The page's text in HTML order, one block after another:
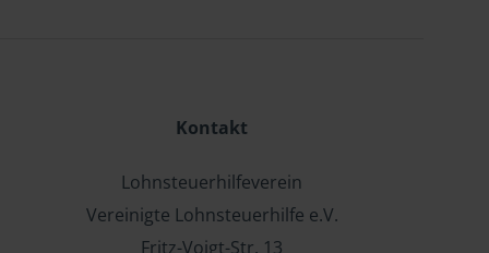
Kontakt
Lohnsteuerhilfeverein
Vereinigte Lohnsteuerhilfe e.V.
Fritz-Voigt-Str. 13